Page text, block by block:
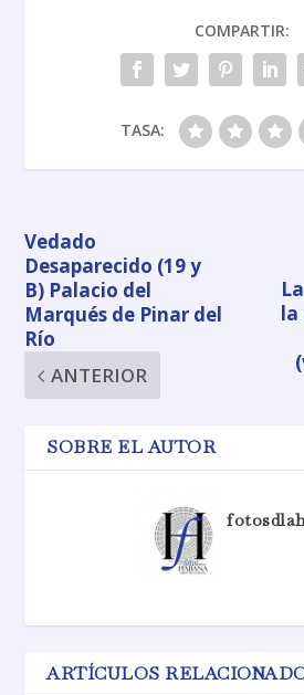
COMPARTIR:
TASA:
Vedado
Desaparecido (19 y
B) Palacio del
Marqués de Pinar del
Río
ANTERIOR
la
SOBRE EL AUTOR
ARTÍCULOS